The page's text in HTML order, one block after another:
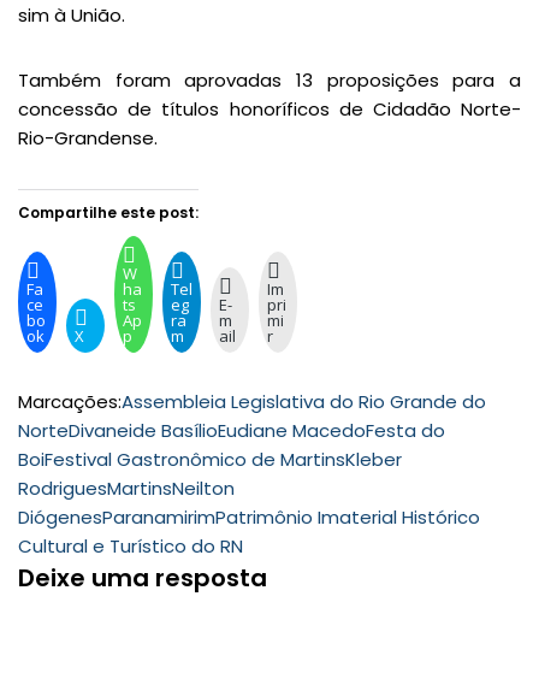
sim à União.
Também foram aprovadas 13 proposições para a
concessão de títulos honoríficos de Cidadão Norte-
Rio-Grandense.
Compartilhe este post:
Fa
ce
bo
ok X
W
ha
ts
Ap
p
Tel
eg
ra
m
E-
m
ail
Im
pri
mi
r
Marcações:Assembleia Legislativa do Rio Grande do
NorteDivaneide BasílioEudiane MacedoFesta do
BoiFestival Gastronômico de MartinsKleber
RodriguesMartinsNeilton
DiógenesParanamirimPatrimônio Imaterial Histórico
Cultural e Turístico do RN
Deixe uma resposta